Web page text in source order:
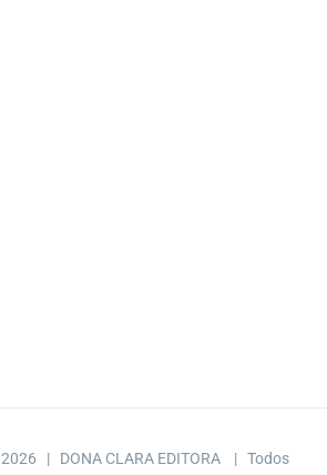
2026 | DONA CLARA EDITORA | Todos